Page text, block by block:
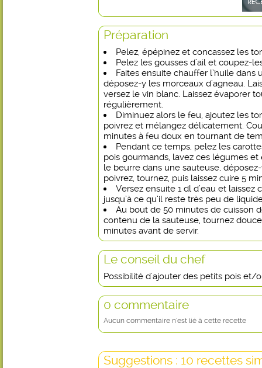
Préparation
Pelez, épépinez et concassez les
Pelez les gousses d’ail et coupez-
Faites ensuite chauffer l’huile
déposez-y les morceaux d’agneau.
versez le vin blanc. Laissez évaporer
régulièrement.
Diminuez alors le feu, ajoutez les
poivrez et mélangez délicatement.
minutes à feu doux en tournant de
Pendant ce temps, pelez les
pois gourmands, lavez ces légumes
le beurre dans une sauteuse,
poivrez, tournez, puis laissez cuire 5
Versez ensuite 1 dl d’eau et laissez
jusqu’à ce qu’il reste très peu de
Au bout de 50 minutes de cuisson
contenu de la sauteuse, tournez
minutes avant de servir.
Le conseil du chef
Possibilité d'ajouter des petits pois et/
0 commentaire
Aucun commentaire n'est lié à cette recette
Suggestions : 10 recettes